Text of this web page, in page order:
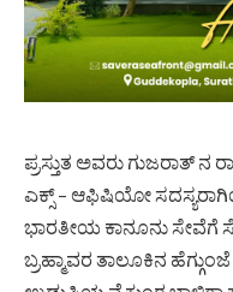
ಪ್ರಸ್ತುತ ಅವರು ಗುಜರಾತ್
ಎಕ್ಸ್ – ಆಫಿಷಿಯೋ
ಭಾರತೀಯ ಕಾನೂನು ಸೇವೆಗೆ
ಬ್ರಹ್ಮಾವರ ತಾಲೂಕಿನ